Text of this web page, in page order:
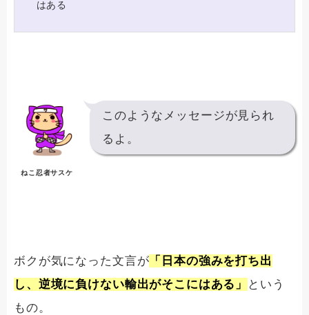
はある
ねこ忍者サスケ
このようなメッセージが見られ
るよ。
ボクが気になった文言が 「日本の強みを打ち出
し、逆境に負けない輸出がそこにはある」
という
もの。